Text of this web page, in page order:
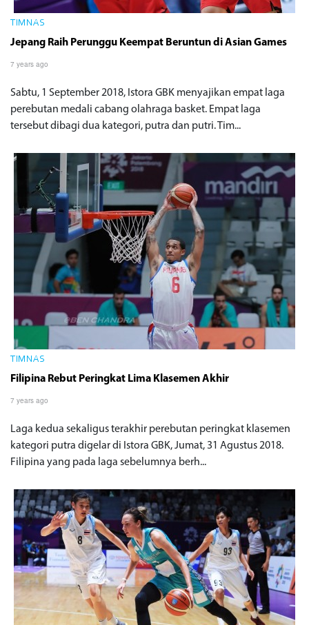
TIMNAS
Jepang Raih Perunggu Keempat Beruntun di Asian Games
7 years ago
Sabtu, 1 September 2018, Istora GBK menyajikan empat laga
perebutan medali cabang olahraga basket. Empat laga
tersebut dibagi dua kategori, putra dan putri. Tim...
TIMNAS
Filipina Rebut Peringkat Lima Klasemen Akhir
7 years ago
Laga kedua sekaligus terakhir perebutan peringkat klasemen
kategori putra digelar di Istora GBK, Jumat, 31 Agustus 2018.
Filipina yang pada laga sebelumnya berh...